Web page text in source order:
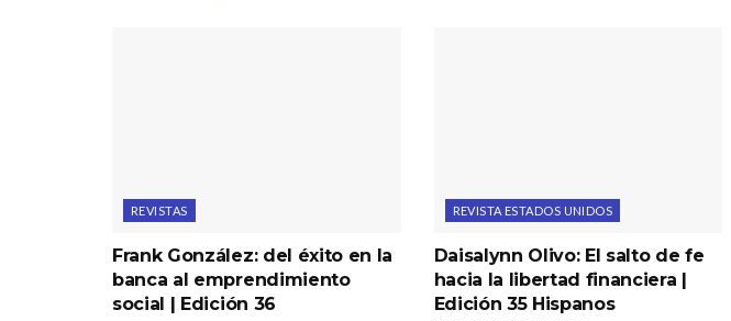
REVISTAS
Frank González: del éxito en la
banca al emprendimiento
social | Edición 36
REVISTA ESTADOS UNIDOS
Daisalynn Olivo: El salto de fe
hacia la libertad financiera |
Edición 35 Hispanos